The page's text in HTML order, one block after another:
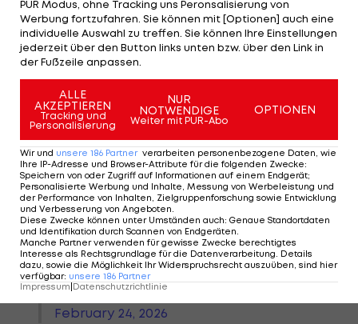
zurück. Der Ex-HSV-Coach unterschreibt laut
"transfermarkt" bis Saisonende.
Moin, Tim Walter! 👋🏼
Holstein Kiel hat Tim Walter als
neuen Cheftrainer verpflichtet.
Er wird am Mittwoch erstmals
das Mannschaftstraining
leiten.
_#KielAhoi
pic.twitter.com/PcwV9du4sO
— Holstein Kiel (@Holstein_Kiel)
February 24, 2026
PUR Modus, ohne Tracking uns Peronsalisierung von
Werbung fortzufahren. Sie können mit [Optionen] auch eine
individuelle Auswahl zu treffen. Sie können Ihre Einstellungen
jederzeit über den Button links unten bzw. über den Link in
der Fußzeile anpassen.
ALLE
AKZEPTIEREN
Tracking und
Personalisierung
NUR
NOTWENDIGE
Weiter mit PUR-Abo
OPTIONEN
Wir und unsere 186 Partner verarbeiten personenbezogene Daten, wie
Ihre IP-Adresse und Browser-Attribute für die folgenden Zwecke:
Speichern von oder Zugriff auf Informationen auf einem Endgerät;
Personalisierte Werbung und Inhalte, Messung von Werbeleistung und
der Performance von Inhalten, Zielgruppenforschung sowie Entwicklung
und Verbesserung von Angeboten.
Diese Zwecke können unter Umständen auch: Genaue Standortdaten
und Identifikation durch Scannen von Endgeräten.
Manche Partner verwenden für gewisse Zwecke berechtigtes
Interesse als Rechtsgrundlage für die Datenverarbeitung. Details
dazu, sowie die Möglichkeit Ihr Widerspruchsrecht auszuüben, sind hier
verfügbar: unsere 186 Partner
Impressum Datenschutzrichtlinie